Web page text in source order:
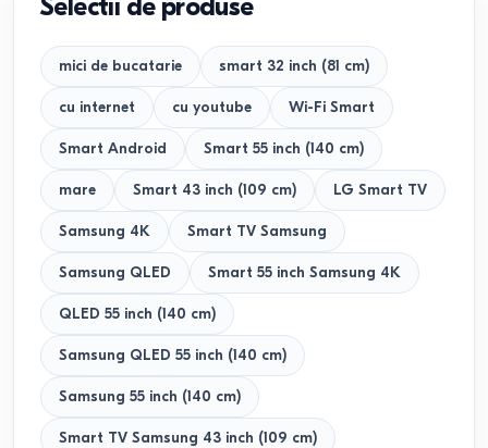
Selectii de produse
mici de bucatarie smart 32 inch (81 cm)
cu internet cu youtube Wi-Fi Smart
Smart Android Smart 55 inch (140 cm)
mare Smart 43 inch (109 cm) LG Smart TV
Samsung 4K Smart TV Samsung
Samsung QLED Smart 55 inch Samsung 4K
QLED 55 inch (140 cm)
Samsung QLED 55 inch (140 cm)
Samsung 55 inch (140 cm)
Smart TV Samsung 43 inch (109 cm)